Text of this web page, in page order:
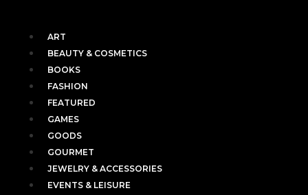
ART
BEAUTY & COSMETICS
BOOKS
FASHION
FEATURED
GAMES
GOODS
GOURMET
JEWELRY & ACCESSORIES
EVENTS & LEISURE